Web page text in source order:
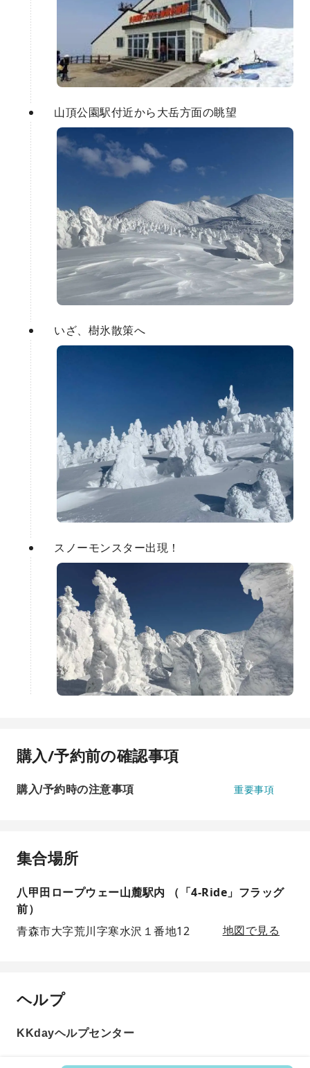
山頂公園駅付近から大岳方面の眺望
いざ、樹氷散策へ
スノーモンスター出現！
購入/予約前の確認事項
購入/予約時の注意事項 重要事項
集合場所
八甲田ロープウェー山麓駅内 （「4-Ride」フラッグ
前）
青森市大字荒川字寒水沢１番地12
地図で見る
ヘルプ
KKdayヘルプセンター